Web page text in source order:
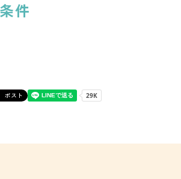
件
ポスト